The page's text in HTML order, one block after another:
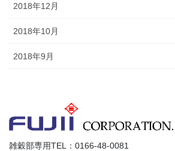
2018年12月
2018年10月
2018年9月
雑穀部専用TEL：0166-48-0081